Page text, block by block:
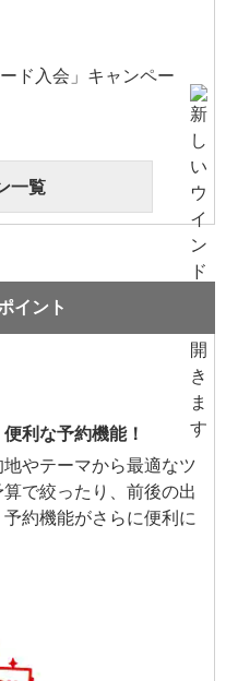
ド入会」キャンペー
一覧
イント
利な予約機能！
やテーマから最適なツ
で絞ったり、前後の出
約機能がさらに便利に